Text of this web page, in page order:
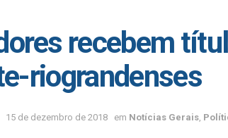
recebem
riograndenses
15 de dezembro de 2018 em Notícias Gerais